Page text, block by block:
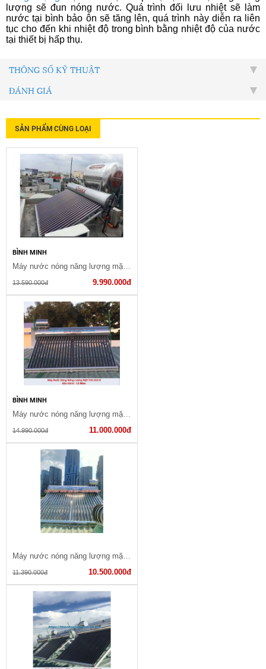
lượng sẽ đun nóng nước. Quá trình đối lưu nhiệt sẽ làm
nước tại bình bảo ôn sẽ tăng lên, quá trình này diễn ra liên
tục cho đến khi nhiệt độ trong bình bằng nhiệt độ của nước
tại thiết bị hấp thụ.
THÔNG SỐ KỸ THUẬT
ĐÁNH GIÁ
SẢN PHẨM CÙNG LOẠI
BÌNH MINH
Máy nước nóng năng lượng mặt trời 240 lít
13.590.000đ 9.990.000đ
BÌNH MINH
Máy nước nóng năng lượng mặt trời báo giá thời điểm
14.990.000đ 11.000.000đ
11.390.000đ 10.500.000đ